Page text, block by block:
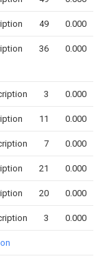
49 0.000
36 0.000
3 0.000
11 0.000
7 0.000
21 0.000
20 0.000
3 0.000